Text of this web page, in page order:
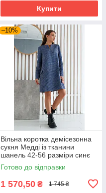
Купити
–10%
Вільна коротка демісезонна
сукня Медді із тканини
шанель 42-56 разміри синє
Готово до відправки
1 570,50 ₴ 1 745 ₴